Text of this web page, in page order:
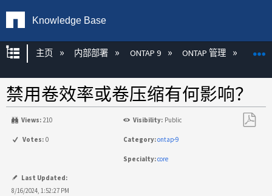
Knowledge Base
扩展/隐缩全局层次
主页 内部部署 ONTAP 9 ONTAP 管理 效率
禁用卷效率或卷压缩有何影响？
Views: 210 Visibility: Public
Votes: 0 Category:ontap-9
Specialty:core
Last Updated:
8/16/2024, 1:52:27 PM